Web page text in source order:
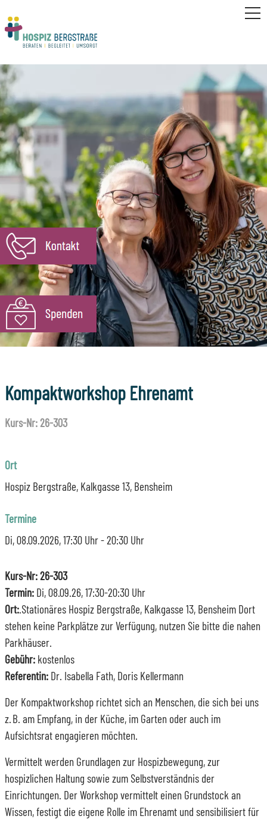
Kompaktworkshop Ehrenamt
Kurs-Nr: 26-303
Ort
Hospiz Bergstraße, Kalkgasse 13, Bensheim
Termine
Di, 08.09.2026, 17:30 Uhr- 20:30 Uhr
Kurs-Nr: 26-303
Termin: Di, 08.09.26, 17:30-20:30 Uhr
Ort:.Stationäres Hospiz Bergstraße, Kalkgasse 13, Bensheim Dort
stehen keine Parkplätze zur Verfügung, nutzen Sie bitte die nahen
Parkhäuser.
Gebühr: kostenlos
Referentin: Dr. Isabella Fath, Doris Kellermann
Der Kompaktworkshop richtet sich an Menschen, die sich bei uns
z. B. am Empfang, in der Küche, im Garten oder auch im
Aufsichtsrat engagieren möchten.
Vermittelt werden Grundlagen zur Hospizbewegung, zur
hospizlichen Haltung sowie zum Selbstverständnis der
Einrichtungen. Der Workshop vermittelt einen Grundstock an
Wissen, festigt die eigene Rolle im Ehrenamt und sensibilisiert für